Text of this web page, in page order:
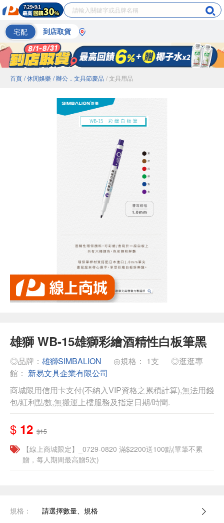
宅配 到店取貨
首頁 / 休閒娛樂 / 辦公．文具節慶品 / 文具用品
雄獅 WB-15雄獅彩繪酒精性白板筆黑
◎品牌： 雄獅SIMBALION ◎規格： 1支
◎逛逛專
館： 新易文具企業有限公司
商城限用信用卡支付(不納入VIP資格之累積計算),無法用錢
包/紅利點數,無搬運上樓服務及指定日期/時間.
$ 12 $15
【線上商城限定】_0729-0820 滿$2200送100點(單筆不累
贈，每人期間最高贈5次)
規格： 請選擇數量、規格